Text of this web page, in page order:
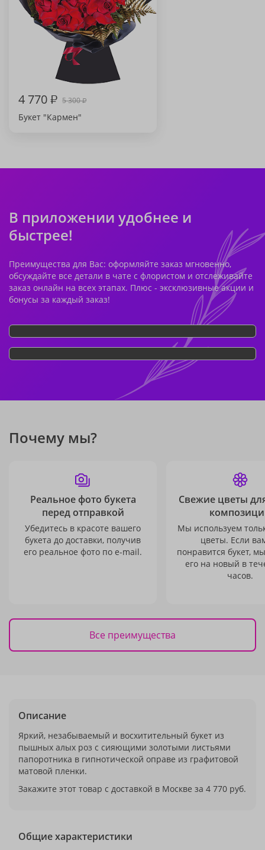
4 770₽ 5 300₽
Букет "Кармен"
В приложении удобнее и
быстрее!
Преимущества для Вас: оформляйте заказ мгновенно,
обсуждайте все детали в чате с флористом и отслеживайте
заказ онлайн на всех этапах. Плюс - эксклюзивные акции и
бонусы за каждый заказ!
Почему мы?
Реальное фото букета
перед отправкой
Убедитесь в красоте вашего
букета до доставки, получив
его реальное фото по e-mail.
Свежие цветы
Мы используем
цветы. Если
понравится букет,
его на новый в
часов.
Все преимущества
Описание
Яркий, незабываемый и восхитительный букет из
пышных алых роз с сияющими золотыми листьями
папоротника в гипнотической оправе из графитовой
матовой пленки.
Закажите этот товар с доставкой в Москве за 4 770 руб.
Общие характеристики